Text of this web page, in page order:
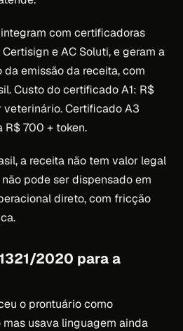
com certificadoras
e AC Soluti, e geram a
emissão da receita, com
Custo do certificado A1: R$
Certificado A3
R$ 700 + token.
a receita não tem valor legal
pode ser dispensado em
direto, com fricção
2020 para a
o prontuário como
usava linguagem ainda